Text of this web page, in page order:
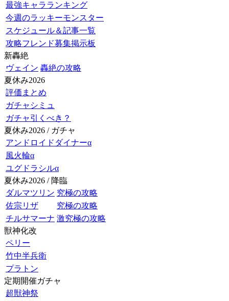
最強キャラランキング
今週のラッキーモンスター
スケジュール＆記事一覧
攻略フレンド募集掲示板
新轟絶
ヴェイン 轟絶の攻略
夏休み2026
評価まとめ
ガチャシミュ
ガチャ引くべき？
夏休み2026 / ガチャ
アンドロイドダイナーα
風火輪α
ユグドラシルα
夏休み2026 / 降臨
ダルマツリン 究極の攻略
佐宗リザ
究極の攻略
チルサマーナ 激究極の攻略
獣神化改
ペリー
竹中半兵衛
プラトン
定期開催ガチャ
超獣神祭